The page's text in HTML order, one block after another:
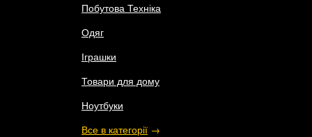
Побутова Техніка
Одяг
Іграшки
Товари для дому
Ноутбуки
Все в категорії →